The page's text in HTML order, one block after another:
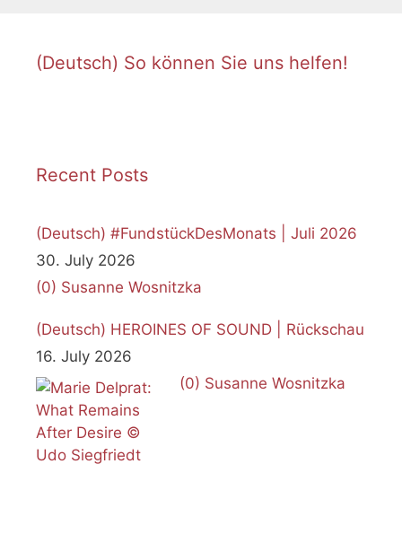
(Deutsch) So können Sie uns helfen!
Recent Posts
(Deutsch) #FundstückDesMonats | Juli 2026
30. July 2026
(0) Susanne Wosnitzka
(Deutsch) HEROINES OF SOUND | Rückschau
16. July 2026
(0) Susanne Wosnitzka